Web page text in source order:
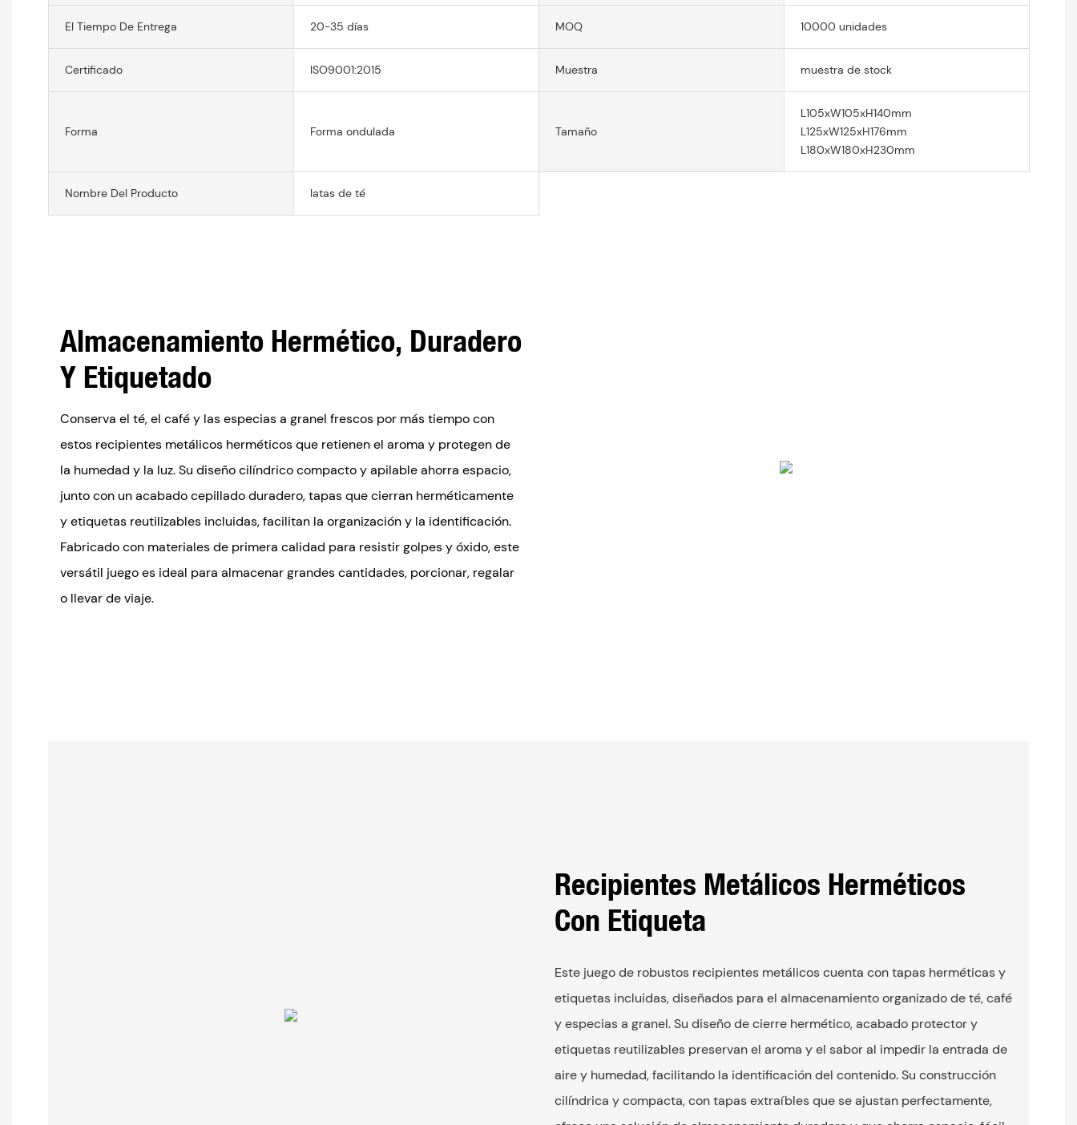
El Tiempo De Entrega 20-35 días MOQ 10000 unidades
Certificado ISO9001:2015 Muestra muestra de stock
Forma Forma ondulada Tamaño
L105xW105xH140mm
L125xW125xH176mm
L180xW180xH230mm
Nombre Del Producto latas de té
Almacenamiento Hermético, Duradero
Y Etiquetado
Conserva el té, el café y las especias a granel frescos por más tiempo con
estos recipientes metálicos herméticos que retienen el aroma y protegen de
la humedad y la luz. Su diseño cilíndrico compacto y apilable ahorra espacio,
junto con un acabado cepillado duradero, tapas que cierran herméticamente
y etiquetas reutilizables incluidas, facilitan la organización y la identificación.
Fabricado con materiales de primera calidad para resistir golpes y óxido, este
versátil juego es ideal para almacenar grandes cantidades, porcionar, regalar
o llevar de viaje.
Recipientes Metálicos Herméticos
Con Etiqueta
Este juego de robustos recipientes metálicos cuenta con tapas herméticas y
etiquetas incluidas, diseñados para el almacenamiento organizado de té, café
y especias a granel. Su diseño de cierre hermético, acabado protector y
etiquetas reutilizables preservan el aroma y el sabor al impedir la entrada de
aire y humedad, facilitando la identificación del contenido. Su construcción
cilíndrica y compacta, con tapas extraíbles que se ajustan perfectamente,